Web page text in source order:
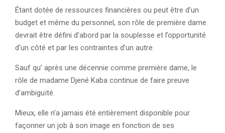
Étant dotée de ressources financières ou peut être d’un
budget et même du personnel, son rôle de première dame
devrait être défini d’abord par la souplesse et l’opportunité
d’un côté et par les contraintes d’un autre.
Sauf qu’ après une décennie comme première dame, le
rôle de madame Djené Kaba continue de faire preuve
d’ambiguïté.
Mieux, elle n’a jamais été entièrement disponible pour
façonner un job à son image en fonction de ses